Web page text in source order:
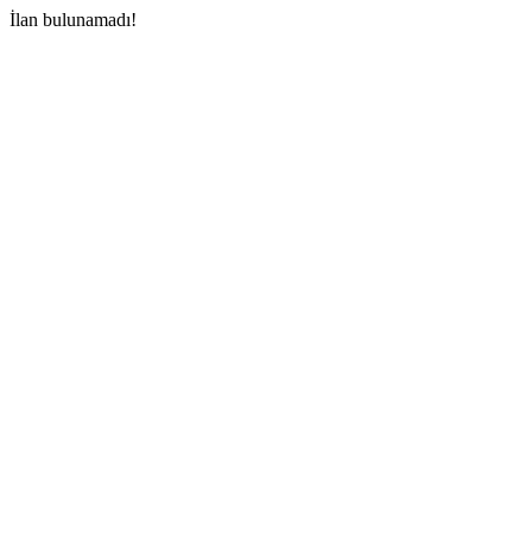
İlan bulunamadı!